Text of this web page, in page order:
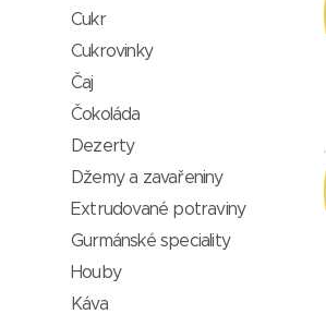
Cukr
Cukrovinky
Čaj
Čokoláda
Dezerty
Džemy a zavařeniny
Extrudované potraviny
Gurmánské speciality
Houby
Káva